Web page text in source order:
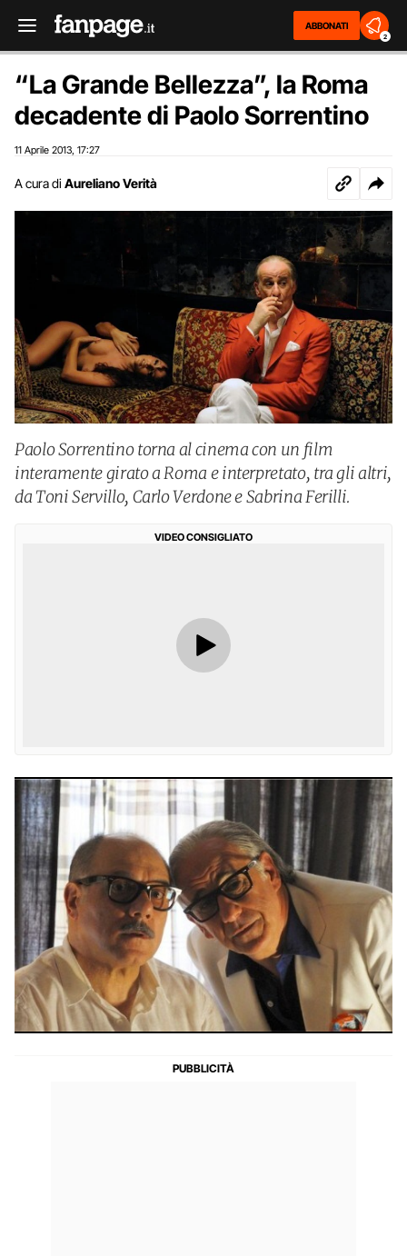
ABBONATI
2
“La Grande Bellezza”, la Roma
decadente di Paolo Sorrentino
11 Aprile 2013 17:27
A cura di Aureliano Verità
Paolo Sorrentino torna al cinema con un film
interamente girato a Roma e interpretato, tra gli altri,
da Toni Servillo, Carlo Verdone e Sabrina Ferilli.
VIDEO CONSIGLIATO